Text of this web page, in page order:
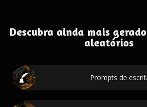
Descubra ainda mais
aleatórios
Prompts de